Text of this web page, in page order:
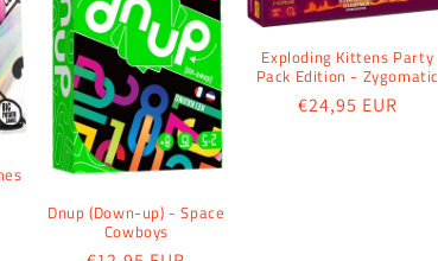
Dnup (Down-up) - Space
Cowboys
Exploding Kittens Party
Pack Edition - Zygomatic
Normaler
€24,95 EUR